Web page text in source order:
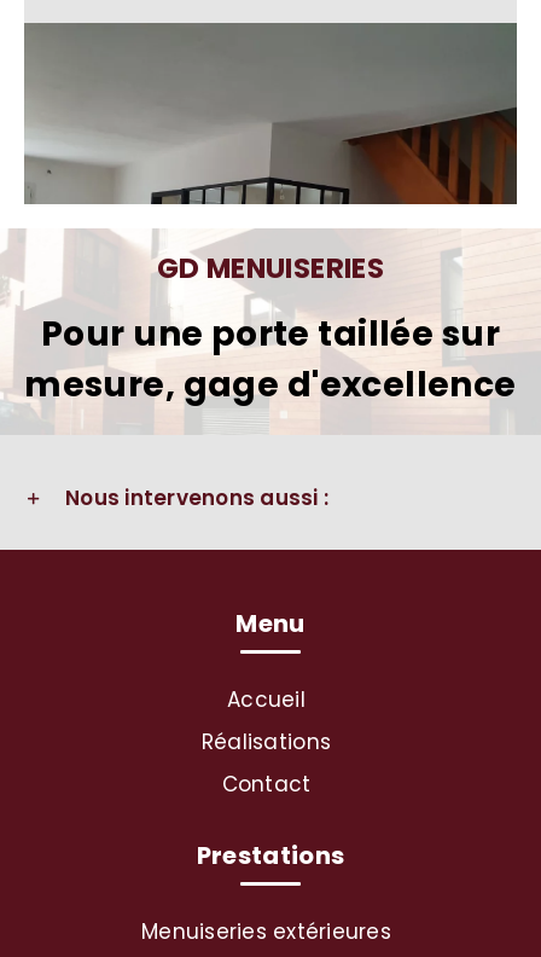
GD MENUISERIES
Pour une porte taillée sur
mesure, gage d'excellence
Nous intervenons aussi :
Menu
Accueil
Réalisations
Contact
Prestations
Menuiseries extérieures